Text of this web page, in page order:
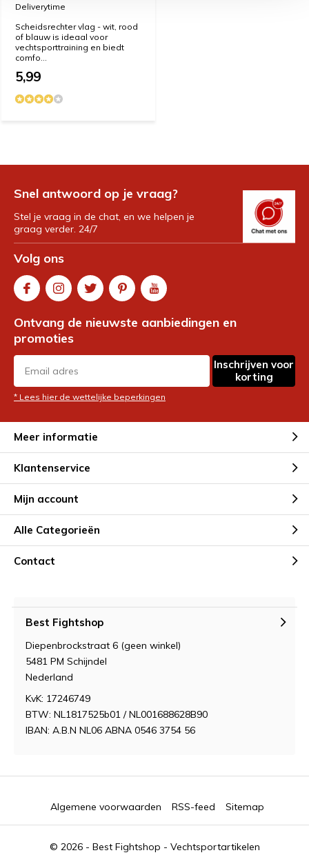
Deliverytime
Scheidsrechter vlag - wit, rood
of blauw is ideaal voor
vechtsporttraining en biedt
comfo...
5,99
Snel antwoord op je vraag?
Stel je vraag in de chat, en we helpen je
graag verder. 24/7
Volg ons
Ontvang de nieuwste aanbiedingen en
promoties
Inschrijven voor
korting
* Lees hier de wettelijke beperkingen
Meer informatie
Klantenservice
Mijn account
Alle Categorieën
Contact
Best Fightshop
Diepenbrockstraat 6 (geen winkel)
5481 PM Schijndel
Nederland
KvK: 17246749
BTW: NL1817525b01 / NL001688628B90
IBAN: A.B.N NL06 ABNA 0546 3754 56
© 2026 - Best Fightshop - Vechtsportartikelen
Algemene voorwaarden RSS-feed Sitemap